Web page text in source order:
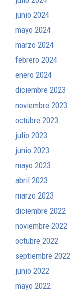
junio 2024
mayo 2024
marzo 2024
febrero 2024
enero 2024
diciembre 2023
noviembre 2023
octubre 2023
julio 2023
junio 2023
mayo 2023
abril 2023
marzo 2023
diciembre 2022
noviembre 2022
octubre 2022
septiembre 2022
junio 2022
mayo 2022